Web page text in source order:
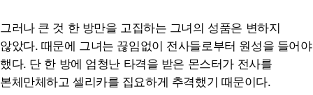
그러나 큰 것 한 방만을 고집하는 그녀의 성품은 변하지
않았다. 때문에 그녀는 끊임없이 전사들로부터 원성을 들어야
했다. 단 한 방에 엄청난 타격을 받은 몬스터가 전사를
본체만체하고 셀리카를 집요하게 추격했기 때문이다.